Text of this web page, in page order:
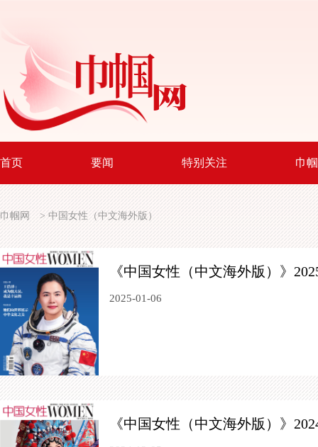
首页 要闻 特别关注 巾
巾帼网 >中国女性（中文海外版）
《中国女性（中文海外版）》
2025-01-06
《中国女性（中文海外版）》